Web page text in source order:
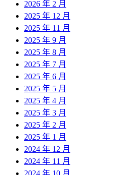
2026 年 2 月
2025 年 12 月
2025 年 11 月
2025 年 9 月
2025 年 8 月
2025 年 7 月
2025 年 6 月
2025 年 5 月
2025 年 4 月
2025 年 3 月
2025 年 2 月
2025 年 1 月
2024 年 12 月
2024 年 11 月